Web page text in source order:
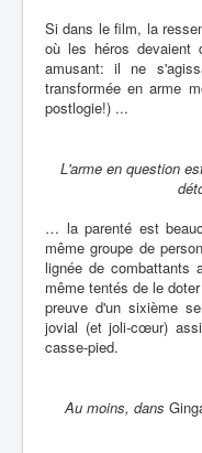
Si dans le film, la
où les héros devaient
amusant: il ne
transformée en arme
postlogie!) ...
L'arme en question
… la parenté est
même groupe de
lignée de combattants
même tentés de le
preuve d'un sixième
jovial (et joli-cœur)
casse-pied.
Au moins, dans